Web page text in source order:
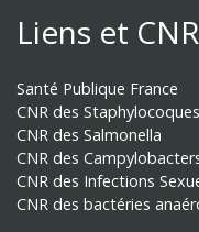
Liens et
Santé Publique France
CNR des Staphylocoques
CNR des Salmonella
CNR des
CNR des Infections
CNR des bactéries